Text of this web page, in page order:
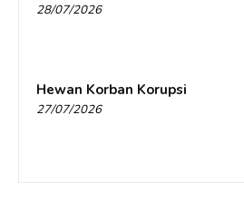
28/07/2026
Hewan Korban Korupsi
27/07/2026